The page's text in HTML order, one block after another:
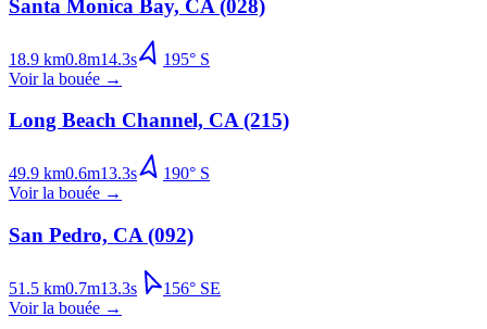
Santa Monica Bay, CA (028)
18.9 km0.8m14.3s 195° S
Voir la bouée →
Long Beach Channel, CA (215)
49.9 km0.6m13.3s 190° S
Voir la bouée →
San Pedro, CA (092)
51.5 km0.7m13.3s 156° SE
Voir la bouée →